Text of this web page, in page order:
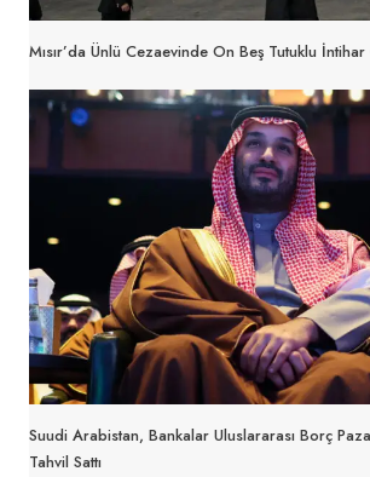
Mısır’da Ünlü Cezaevinde On Beş Tutuklu
Suudi Arabistan, Bankalar Uluslararası Borç
Tahvil Sattı